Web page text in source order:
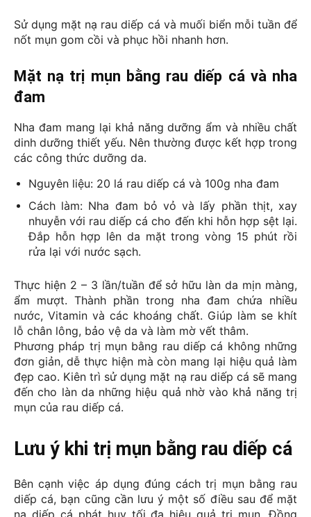
Sử dụng mặt nạ rau diếp cá và muối biển mỗi tuần để
nốt mụn gom cồi và phục hồi nhanh hơn.
Mặt nạ trị mụn bằng rau diếp cá và nha
đam
Nha đam mang lại khả năng dưỡng ẩm và nhiều chất
dinh dưỡng thiết yếu. Nên thường được kết hợp trong
các công thức dưỡng da.
Nguyên liệu: 20 lá rau diếp cá và 100g nha đam
Cách làm: Nha đam bỏ vỏ và lấy phần thịt, xay
nhuyễn với rau diếp cá cho đến khi hỗn hợp sệt lại.
Đắp hỗn hợp lên da mặt trong vòng 15 phút rồi
rửa lại với nước sạch.
Thực hiện 2 – 3 lần/tuần để sở hữu làn da mịn màng,
ẩm mượt. Thành phần trong nha đam chứa nhiều
nước, Vitamin và các khoáng chất. Giúp làm se khít
lỗ chân lông, bảo vệ da và làm mờ vết thâm.
Phương pháp trị mụn bằng rau diếp cá không những
đơn giản, dễ thực hiện mà còn mang lại hiệu quả làm
đẹp cao. Kiên trì sử dụng mặt nạ rau diếp cá sẽ mang
đến cho làn da những hiệu quả nhờ vào khả năng trị
mụn của rau diếp cá.
Lưu ý khi trị mụn bằng rau diếp cá
Bên cạnh việc áp dụng đúng cách trị mụn bằng rau
diếp cá, bạn cũng cần lưu ý một số điều sau để mặt